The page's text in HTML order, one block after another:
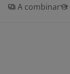
A combinar